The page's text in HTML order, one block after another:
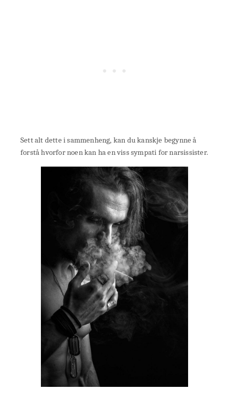
Sett alt dette i sammenheng, kan du kanskje begynne å
forstå hvorfor noen kan ha en viss sympati for narsissister.